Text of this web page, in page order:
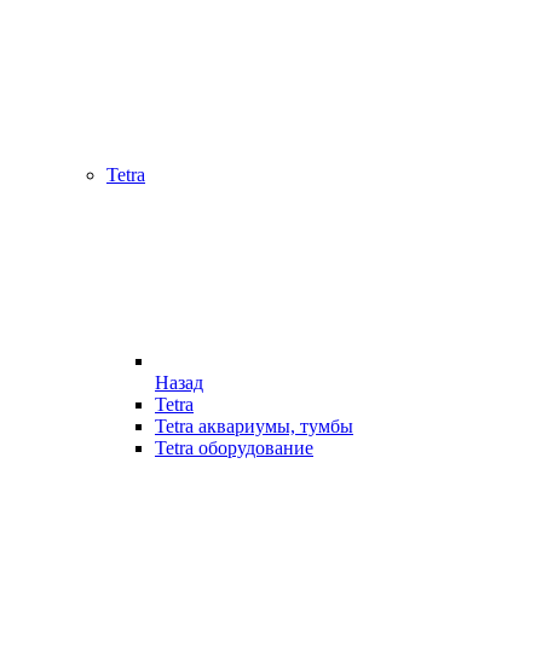
Tetra
Назад
Tetra
Tetra аквариумы, тумбы
Tetra оборудование